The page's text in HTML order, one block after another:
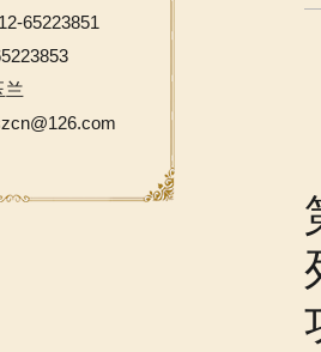
65223851
兰